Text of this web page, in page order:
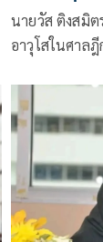
บุคคลของ
นายวัส ติงสมิ
อาวุโสในศาลฎี
ไทยในการแ
บุคคล มีเนื้อห